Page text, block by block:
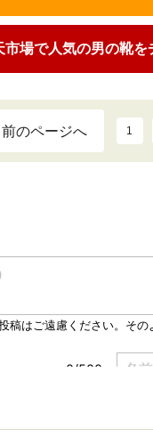
市場で人気の男の靴を
前のページへ 1